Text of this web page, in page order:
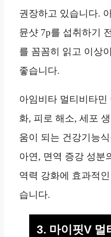
권장하고 있습니다.
뮨샷 7p를 섭취하기
를 꼼꼼히 읽고 이상
좋습니다.
아임비타 멀티비타
화, 피로 해소, 세포
움이 되는 건강기능
아연, 면역 증강 성분
역력 강화에 효과적
습니다.
3. 마이핏V 멀